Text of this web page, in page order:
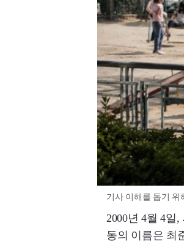
기사 이해를 돕기 위
2000년 4월 4
동의 이름은 최